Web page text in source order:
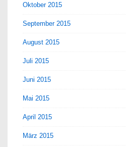
Oktober 2015
September 2015
August 2015
Juli 2015
Juni 2015
Mai 2015
April 2015
März 2015